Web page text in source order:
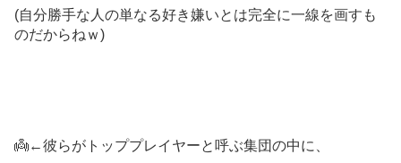
(自分勝手な人の単なる好き嫌いとは完全に一線を画すも
のだからねｗ)
👼←彼らがトッププレイヤーと呼ぶ集団の中に、